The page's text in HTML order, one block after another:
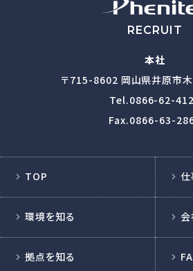
RECRUIT
本社
〒715-8602 岡山県井原市
Tel.0866-62-
Fax.0866-63-
TOP
環境を知る 会
拠点を知る